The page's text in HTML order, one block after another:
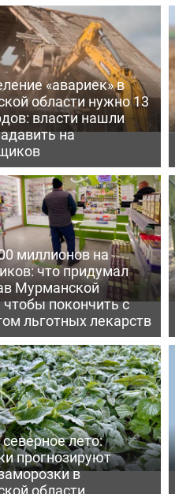
«авариек» в
области нужно 13
власти нашли
на
миллионов на
что придумал
Мурманской
чтобы покончить с
льготных лекарств
лето:
прогнозируют
в
области